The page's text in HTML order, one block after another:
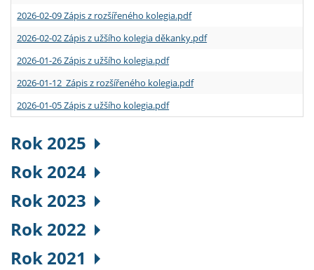
2026-02-09 Zápis z rozšířeného kolegia.pdf
2026-02-02 Zápis z užšího kolegia děkanky.pdf
2026-01-26 Zápis z užšího kolegia.pdf
2026-01-12 Zápis z rozšířeného kolegia.pdf
2026-01-05 Zápis z užšího kolegia.pdf
Rok 2025
Rok 2024
Rok 2023
Rok 2022
Rok 2021